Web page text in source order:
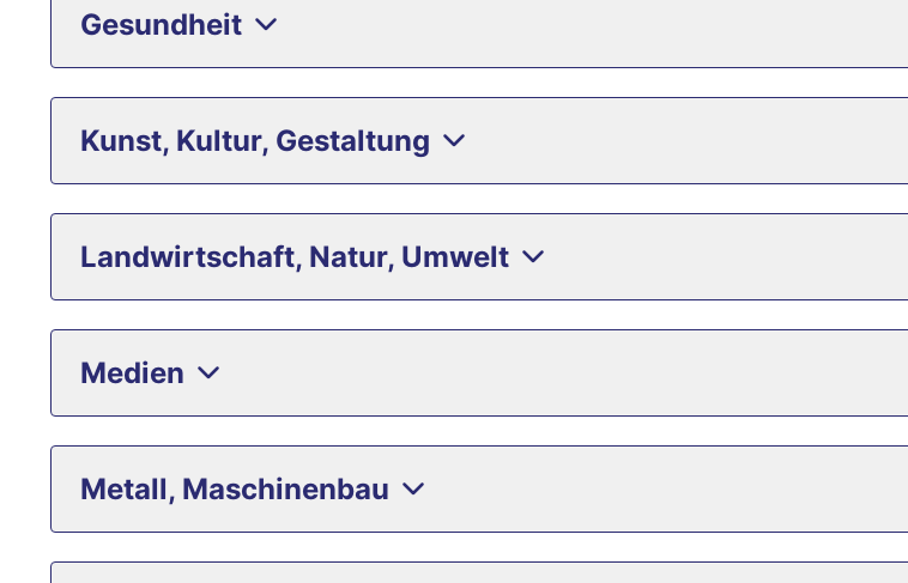
Gesundheit
Kunst, Kultur, Gestaltung
Landwirtschaft, Natur, Umwelt
Medien
Metall, Maschinenbau